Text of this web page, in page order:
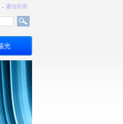
通信应用
光